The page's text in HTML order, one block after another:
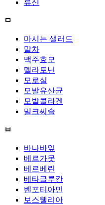
류신
ㅁ
마시는 샐러드
말차
맥주효모
멜라토닌
모로실
모발유산균
모발콜라겐
밀크씨슬
ㅂ
바나바잎
베르가못
베르베린
베타글루칸
벤포티아민
보스웰리아